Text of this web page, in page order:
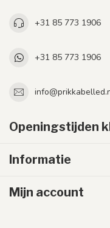
+31 85 773 1906
+31 85 773 1906
Openingstijden
Informatie
Mijn account